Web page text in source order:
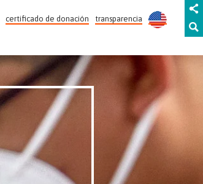
transparencia
certificado de donación
RICARDO DÉLANO